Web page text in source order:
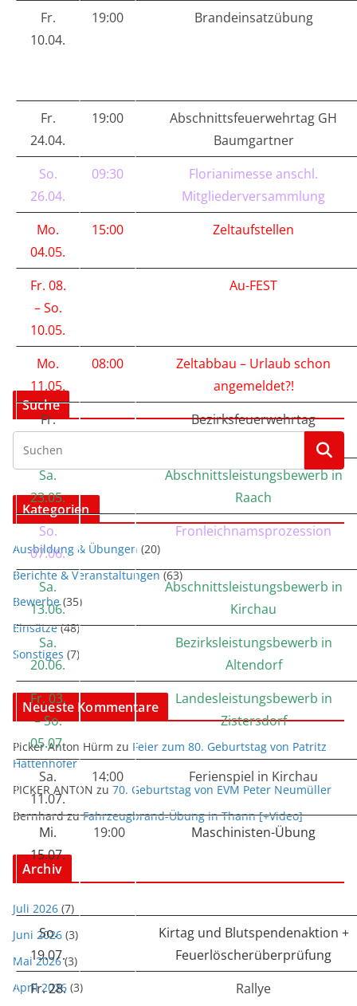
Fr.
10.04.
19:00 Brandeinsatzübung
Fr.
24.04.
19:00
Abschnittsfeuerwehrtag GH
Baumgartner
So.
26.04.
09:30
Florianimesse anschl.
Mitgliederversammlung
Mo.
04.05.
15:00 Zeltaufstellen
Fr. 08.
– So.
10.05.
Au-FEST
Mo.
11.05.
08:00
Zeltabbau – Urlaub schon
angemeldet?!
Fr.
22.05.
Bezirksfeuerwehrtag
Sa.
23.05.
Abschnittsleistungsbewerb in
Raach
So.
07.06.
Fronleichnamsprozession
Sa.
13.06.
Abschnittsleistungsbewerb in
Kirchau
Sa.
20.06.
Bezirksleistungsbewerb in
Altendorf
Fr. 03.
– So.
05.07.
Landesleistungsbewerb in
Zistersdorf
Sa.
11.07.
14:00 Ferienspiel in Kirchau
Mi.
15.07.
19:00 Maschinisten-Übung
So.
19.07.
Kirtag und Blutspendenaktion +
Feuerlöscherüberprüfung
Fr. 28.
Rallye
Suche
Kategorien
Ausbildung & Übungen (20)
Berichte & Veranstaltungen(63)
Bewerbe(35)
Einsätze(48)
Sonstiges (7)
Neueste Kommentare
Picker Anton Hürm zu Feier zum 80. Geburtstag von Patritz
Hattenhofer
PICKER ANTON zu 70. Geburtstag von EVM Peter Neumüller
BernhardzuFahrzeugbrand-Übung in Thann [+Video]
Archiv
Juli 2026 (7)
Juni 2026 (3)
Mai 2026(3)
April 2026 (3)